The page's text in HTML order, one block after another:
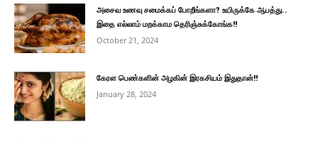
அசைவ உணவு சமைக்கப் போறீங்களா? உயிருக்கே ஆபத்து..
இதை எல்லாம் மறக்காம தெரிஞ்சுக்கோங்க!!
October 21, 2024
கேரள பெண்களின் அழகின் இரகசியம் இதுதான்!!
January 28, 2024